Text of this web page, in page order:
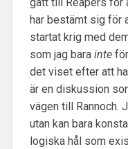
har bestämt sig för
startat krig med
som jag bara inte
det viset efter att
är en diskussion
vägen till Rannoch.
utan kan bara
logiska hål som